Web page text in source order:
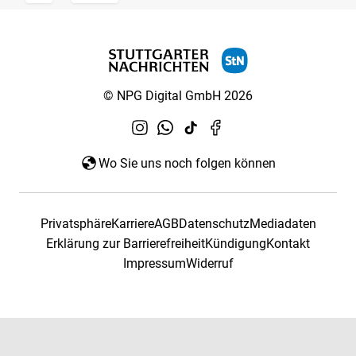
© NPG Digital GmbH 2026
Wo Sie uns noch folgen können
PrivatsphäreKarriereAGBDatenschutzMediadaten
Erklärung zur BarrierefreiheitKündigungKontakt
ImpressumWiderruf